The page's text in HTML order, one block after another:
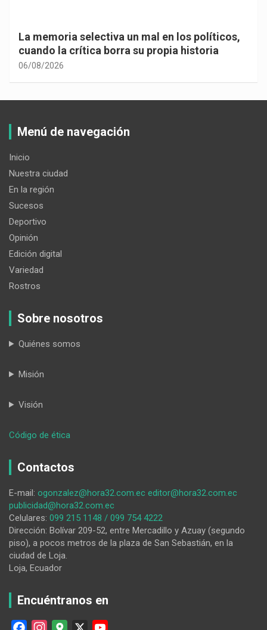
La memoria selectiva un mal en los políticos,
cuando la crítica borra su propia historia
06/08/2026
Menú de navegación
Inicio
Nuestra ciudad
En la región
Sucesos
Deportivo
Opinión
Edición digital
Variedad
Rostros
Sobre nosotros
Quiénes somos
Misión
Visión
Código de ética
sus
por
los
165
años
de
Contactos
E-mail: ogonzalez@hora32.com.ec editor@hora32.com.ec
publicidad@hora32.com.ec
Celulares: 099 215 1148 / 099 754 4222
Dirección: Bolívar 209-52, entre Mercadillo y Azuay (segundo
piso), a pocos metros de la plaza de San Sebastián, en la
ciudad de Loja.
Loja, Ecuador
Encuéntranos en